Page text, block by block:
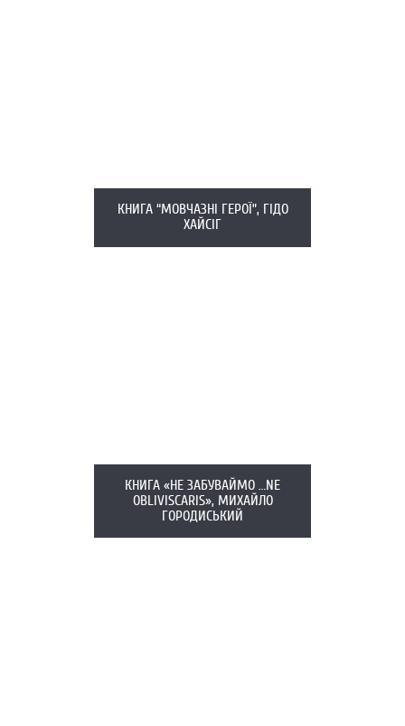
КНИГА “МОВЧАЗНІ ГЕРОЇ”, ГІДО
ХАЙСІГ
КНИГА «НЕ ЗАБУВАЙМО …NE
OBLIVISCARIS», МИХАЙЛО
ГОРОДИСЬКИЙ